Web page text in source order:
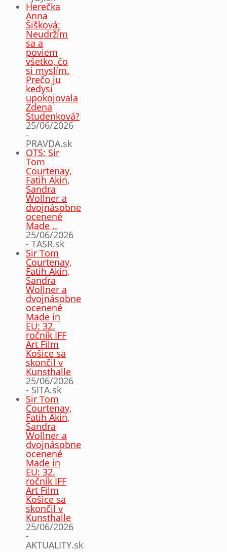
Herečka
Anna
Šišková:
Neudržím
sa a
poviem
všetko, čo
si myslím.
Prečo ju
kedysi
upokojovala
Zdena
Studenková?
25/06/2026
-
PRAVDA.sk
OTS: Sir
Tom
Courtenay,
Fatih Akin,
Sandra
Wollner a
dvojnásobne
ocenené
Made ..
25/06/2026
- TASR.sk
Sir Tom
Courtenay,
Fatih Akin,
Sandra
Wollner a
dvojnásobne
ocenené
Made in
EU: 32.
ročník IFF
Art Film
Košice sa
skončil v
Kunsthalle
25/06/2026
- SITA.sk
Sir Tom
Courtenay,
Fatih Akin,
Sandra
Wollner a
dvojnásobne
ocenené
Made in
EU: 32.
ročník IFF
Art Film
Košice sa
skončil v
Kunsthalle
25/06/2026
-
AKTUALITY.sk